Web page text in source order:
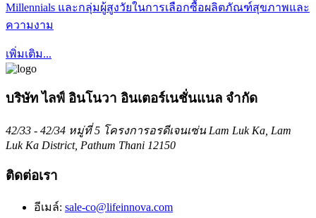
Millennials และกลุ่มผู้สูงวัยในการเลือกซื้อผลิตภัณฑ์สุขภาพและ
ความงาม
เพิ่มเติม...
บริษัท ไลฟ์ อินโนวา อินเตอร์เนชั่นแนล จำกัด
42/33 - 42/34 หมู่ที่ 5 โครงการอรดีเจนเซ่น Lam Luk Ka, Lam
Luk Ka District, Pathum Thani 12150
ติดต่อเรา
อีเมล์: sale-co@lifeinnova.com